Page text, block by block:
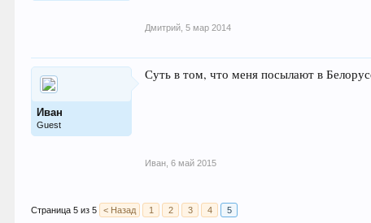
Дмитрий 5 мар 2014
Иван
Guest
Суть в том, что меня посылают в
Иван 6 май 2015
Страница 5 из 5 < Назад 1 2 3 4 5